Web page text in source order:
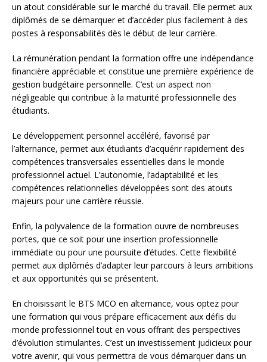
un atout considérable sur le marché du travail. Elle permet aux
diplômés de se démarquer et d’accéder plus facilement à des
postes à responsabilités dès le début de leur carrière.
La rémunération pendant la formation offre une indépendance
financière appréciable et constitue une première expérience de
gestion budgétaire personnelle. C’est un aspect non
négligeable qui contribue à la maturité professionnelle des
étudiants.
Le développement personnel accéléré, favorisé par
l’alternance, permet aux étudiants d’acquérir rapidement des
compétences transversales essentielles dans le monde
professionnel actuel. L’autonomie, l’adaptabilité et les
compétences relationnelles développées sont des atouts
majeurs pour une carrière réussie.
Enfin, la polyvalence de la formation ouvre de nombreuses
portes, que ce soit pour une insertion professionnelle
immédiate ou pour une poursuite d’études. Cette flexibilité
permet aux diplômés d’adapter leur parcours à leurs ambitions
et aux opportunités qui se présentent.
En choisissant le BTS MCO en alternance, vous optez pour
une formation qui vous prépare efficacement aux défis du
monde professionnel tout en vous offrant des perspectives
d’évolution stimulantes. C’est un investissement judicieux pour
votre avenir, qui vous permettra de vous démarquer dans un